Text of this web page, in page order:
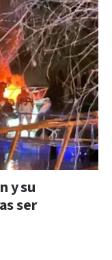
y su
ser